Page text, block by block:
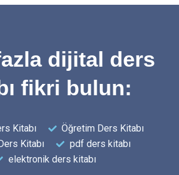
dijital ders
fikri bulun:
Kitabı
Öğretim Ders Kitabı
Kitabı
pdf ders kitabı
elektronik ders kitabı